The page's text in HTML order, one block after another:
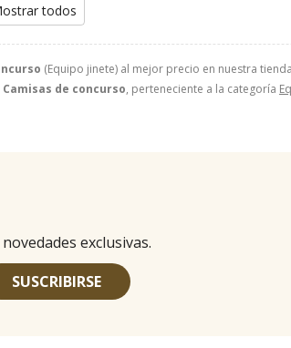
(Equipo jinete) al mejor precio en nuestra
Camisas de concurso, perteneciente a la categoría
todos
exclusivas.
SUSCRIBIRSE